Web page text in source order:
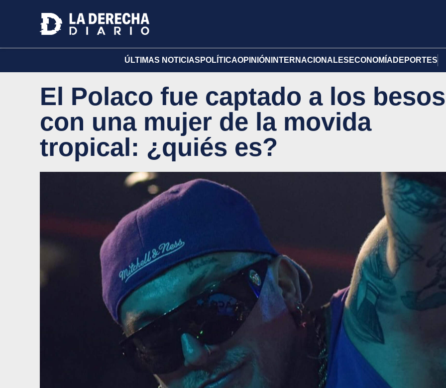
ÚLTIMAS NOTICIAS POLÍTICAOPINIÓN INTERNACIONALES ECONOMÍA DEPORTES
El Polaco fue captado a los besos
con una mujer de la movida
tropical: ¿quiés es?